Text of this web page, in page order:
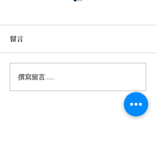
十多年中風後，重新找回
留言
撰寫留言......